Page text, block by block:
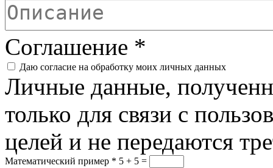
Соглашение *
Даю согласие на обработку моих личных данных
Личные данные,
только для связи с
целей и не передаются
Математический пример * 5 + 5 =